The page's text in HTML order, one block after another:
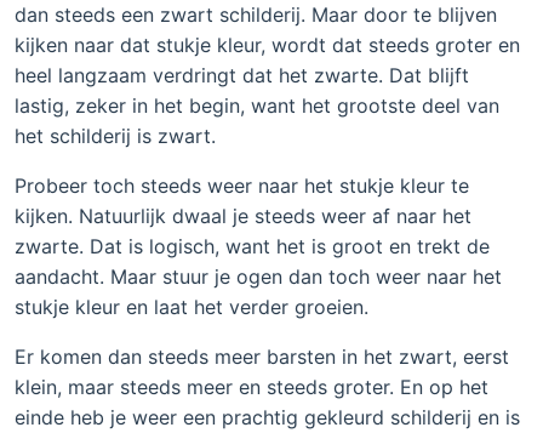
dan steeds een zwart schilderij. Maar door te blijven
kijken naar dat stukje kleur, wordt dat steeds groter en
heel langzaam verdringt dat het zwarte. Dat blijft
lastig, zeker in het begin, want het grootste deel van
het schilderij is zwart.
Probeer toch steeds weer naar het stukje kleur te
kijken. Natuurlijk dwaal je steeds weer af naar het
zwarte. Dat is logisch, want het is groot en trekt de
aandacht. Maar stuur je ogen dan toch weer naar het
stukje kleur en laat het verder groeien.
Er komen dan steeds meer barsten in het zwart, eerst
klein, maar steeds meer en steeds groter. En op het
einde heb je weer een prachtig gekleurd schilderij en is